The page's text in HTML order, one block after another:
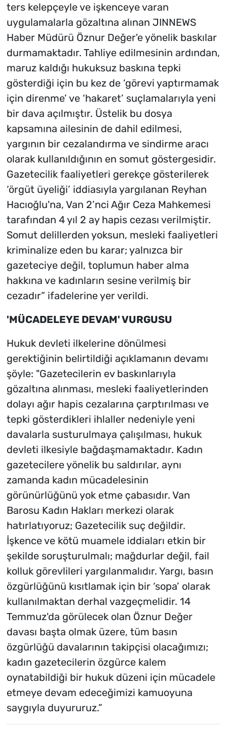
ters kelepçeyle ve işkenceye varan
uygulamalarla gözaltına alınan JINNEWS
Haber Müdürü Öznur Değer'e yönelik baskılar
durmamaktadır. Tahliye edilmesinin ardından,
maruz kaldığı hukuksuz baskına tepki
gösterdiği için bu kez de ‘görevi yaptırmamak
için direnme’ ve ‘hakaret’ suçlamalarıyla yeni
bir dava açılmıştır. Üstelik bu dosya
kapsamına ailesinin de dahil edilmesi,
yargının bir cezalandırma ve sindirme aracı
olarak kullanıldığının en somut göstergesidir.
Gazetecilik faaliyetleri gerekçe gösterilerek
‘örgüt üyeliği’ iddiasıyla yargılanan Reyhan
Hacıoğlu'na, Van 2’nci Ağır Ceza Mahkemesi
tarafından 4 yıl 2 ay hapis cezası verilmiştir.
Somut delillerden yoksun, mesleki faaliyetleri
kriminalize eden bu karar; yalnızca bir
gazeteciye değil, toplumun haber alma
hakkına ve kadınların sesine verilmiş bir
cezadır” ifadelerine yer verildi.
'MÜCADELEYE DEVAM' VURGUSU
Hukuk devleti ilkelerine dönülmesi
gerektiğinin belirtildiği açıklamanın devamı
şöyle: "Gazetecilerin ev baskınlarıyla
gözaltına alınması, mesleki faaliyetlerinden
dolayı ağır hapis cezalarına çarptırılması ve
tepki gösterdikleri ihlaller nedeniyle yeni
davalarla susturulmaya çalışılması, hukuk
devleti ilkesiyle bağdaşmamaktadır. Kadın
gazetecilere yönelik bu saldırılar, aynı
zamanda kadın mücadelesinin
görünürlüğünü yok etme çabasıdır. Van
Barosu Kadın Hakları merkezi olarak
hatırlatıyoruz; Gazetecilik suç değildir.
İşkence ve kötü muamele iddiaları etkin bir
şekilde soruşturulmalı; mağdurlar değil, fail
kolluk görevlileri yargılanmalıdır. Yargı, basın
özgürlüğünü kısıtlamak için bir ‘sopa’ olarak
kullanılmaktan derhal vazgeçmelidir. 14
Temmuz'da görülecek olan Öznur Değer
davası başta olmak üzere, tüm basın
özgürlüğü davalarının takipçisi olacağımızı;
kadın gazetecilerin özgürce kalem
oynatabildiği bir hukuk düzeni için mücadele
etmeye devam edeceğimizi kamuoyuna
saygıyla duyururuz.”